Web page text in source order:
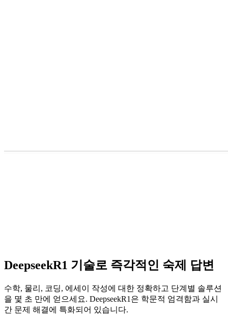
DeepseekR1 기술로 즉각적인 숙제 답변
수학, 물리, 코딩, 에세이 작성에 대한 정확하고 단계별 솔루션
을 몇 초 만에 얻으세요. DeepseekR1은 학문적 엄격함과 실시
간 문제 해결에 특화되어 있습니다.